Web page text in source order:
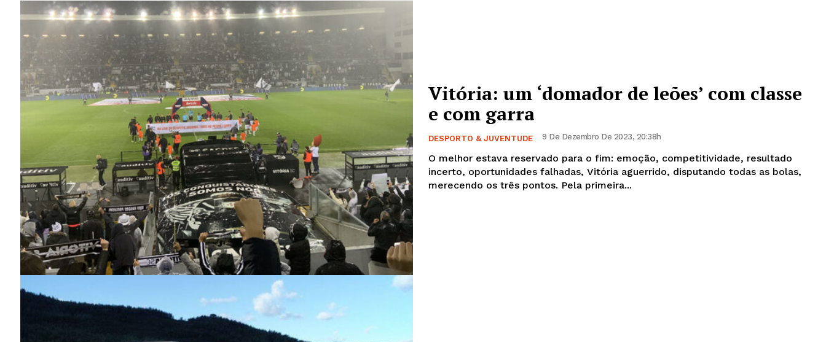
Vitória: um ‘domador de leões’ com classe
e com garra
DESPORTO & JUVENTUDE 9 De Dezembro De 2023, 20:38h
O melhor estava reservado para o fim: emoção, competitividade, resultado
incerto, oportunidades falhadas, Vitória aguerrido, disputando todas as bolas,
merecendo os três pontos. Pela primeira...